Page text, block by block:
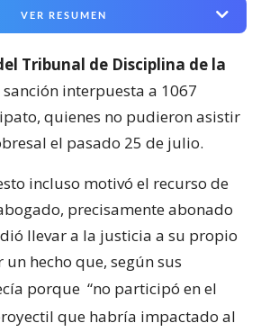
VER RESUMEN
Tribunal de Disciplina de la
interpuesta a 1067
quienes no pudieron asistir
el pasado 25 de julio.
incluso motivó el recurso de
precisamente abonado
llevar a la justicia a su propio
hecho que, según sus
porque “no participó en el
que habría impactado al